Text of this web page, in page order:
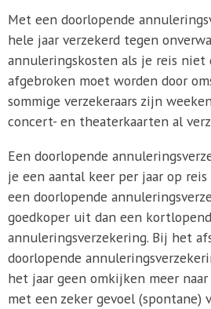
Met een doorlopende
hele jaar verzekerd tegen
annuleringskosten als je reis niet
afgebroken moet worden door
sommige verzekeraars zijn
concert- en theaterkaarten al
Een doorlopende
je een aantal keer per jaar op
een doorlopende
goedkoper uit dan een
annuleringsverzekering. Bij het
doorlopende
het jaar geen omkijken meer
met een zeker gevoel (spontane)